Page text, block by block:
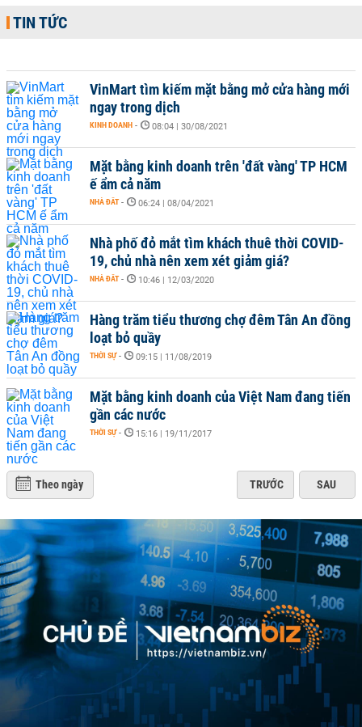
TIN TỨC
VinMart tìm kiếm mặt bằng mở cửa hàng mới
ngay trong dịch
KINH DOANH - 08:04 | 30/08/2021
Mặt bằng kinh doanh trên 'đất vàng' TP HCM
ế ẩm cả năm
NHÀ ĐẤT - 06:24 | 08/04/2021
Nhà phố đỏ mắt tìm khách thuê thời COVID-
19, chủ nhà nên xem xét giảm giá?
NHÀ ĐẤT - 10:46 | 12/03/2020
Hàng trăm tiểu thương chợ đêm Tân An đồng
loạt bỏ quầy
THỜI SỰ - 09:15 | 11/08/2019
Mặt bằng kinh doanh của Việt Nam đang tiến
gần các nước
THỜI SỰ - 15:16 | 19/11/2017
Theo ngày TRƯỚC SAU